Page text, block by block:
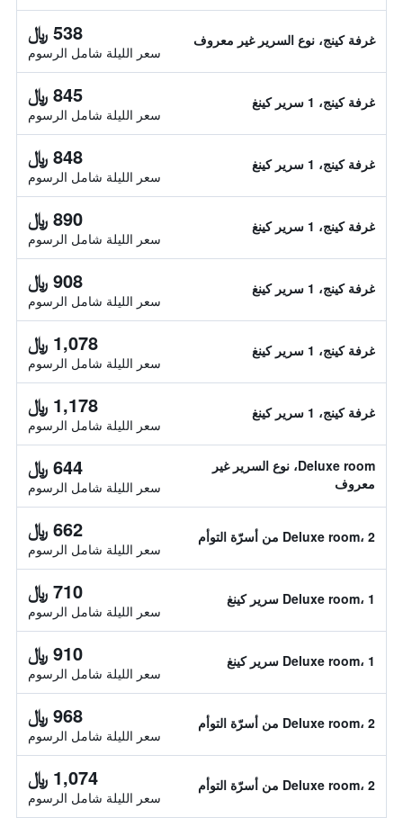
غرفة كينج، نوع السرير غير معروف 538 ﷼
سعر الليلة شامل الرسوم
غرفة كينج، 1 سرير كينغ 845 ﷼
سعر الليلة شامل الرسوم
غرفة كينج، 1 سرير كينغ 848 ﷼
سعر الليلة شامل الرسوم
غرفة كينج، 1 سرير كينغ 890 ﷼
سعر الليلة شامل الرسوم
غرفة كينج، 1 سرير كينغ 908 ﷼
سعر الليلة شامل الرسوم
غرفة كينج، 1 سرير كينغ 1,078 ﷼
سعر الليلة شامل الرسوم
غرفة كينج، 1 سرير كينغ 1,178 ﷼
سعر الليلة شامل الرسوم
Deluxe room، نوع السرير غير
معروف
644 ﷼
سعر الليلة شامل الرسوم
Deluxe room، 2 من أسرّة التوأم 662 ﷼
سعر الليلة شامل الرسوم
Deluxe room، 1 سرير كينغ 710 ﷼
سعر الليلة شامل الرسوم
Deluxe room، 1 سرير كينغ 910 ﷼
سعر الليلة شامل الرسوم
Deluxe room، 2 من أسرّة التوأم 968 ﷼
سعر الليلة شامل الرسوم
Deluxe room، 2 من أسرّة التوأم 1,074 ﷼
سعر الليلة شامل الرسوم